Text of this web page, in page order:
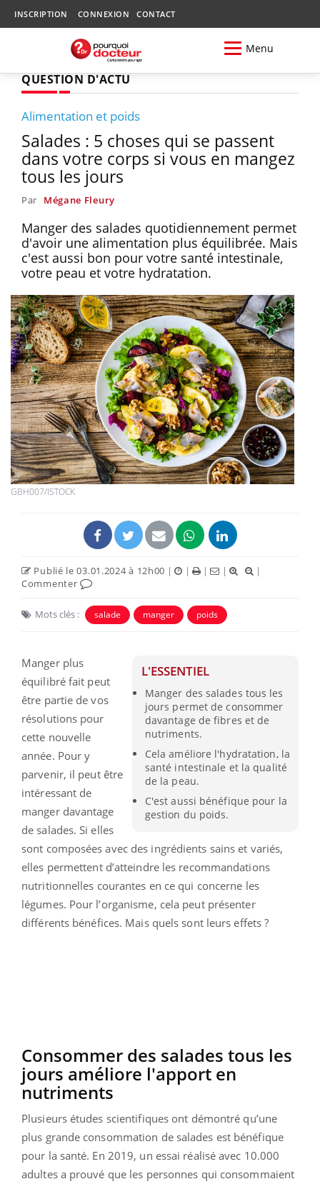
INSCRIPTION CONNEXION CONTACT
Menu
QUESTION D'ACTU
Alimentation et poids
Salades : 5 choses qui se passent
dans votre corps si vous en mangez
tous les jours
Par Mégane Fleury
Manger des salades quotidiennement permet
d'avoir une alimentation plus équilibrée. Mais
c'est aussi bon pour votre santé intestinale,
votre peau et votre hydratation.
GBH007/ISTOCK
Publié le 03.01.2024 à 12h00 | | | |
|
Commenter
Mots clés : salade manger poids
L'ESSENTIEL
Manger des salades tous les
jours permet de consommer
davantage de fibres et de
nutriments.
Cela améliore l'hydratation, la
santé intestinale et la qualité
de la peau.
C'est aussi bénéfique pour la
gestion du poids.
Manger plus
équilibré fait peut
être partie de vos
résolutions pour
cette nouvelle
année. Pour y
parvenir, il peut être
intéressant de
manger davantage
de salades. Si elles
sont composées avec des ingrédients sains et variés,
elles permettent d’atteindre les recommandations
nutritionnelles courantes en ce qui concerne les
légumes. Pour l’organisme, cela peut présenter
différents bénéfices. Mais quels sont leurs effets ?
Consommer des salades tous les
jours améliore l'apport en
nutriments
Plusieurs études scientifiques ont démontré qu’une
plus grande consommation de salades est bénéfique
pour la santé. En 2019, un essai réalisé avec 10.000
adultes a prouvé que les personnes qui consommaient